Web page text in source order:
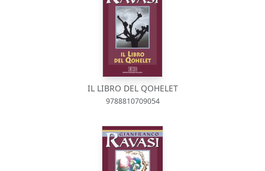
IL LIBRO DEL QOHELET
9788810709054